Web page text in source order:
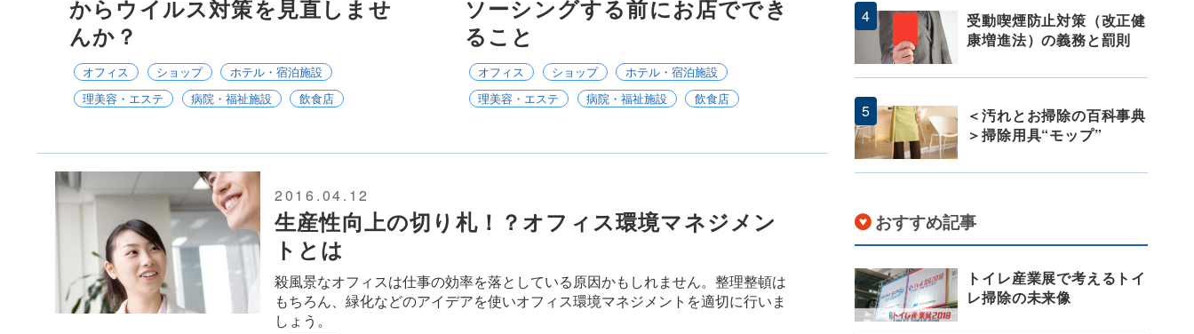
からウイルス対策を見直しませ
んか？
オフィス ショップ
ホテル・宿泊施設
理美容・エステ
病院・福祉施設 飲食店
ソーシングする前にお店ででき
ること
オフィス ショップ
ホテル・宿泊施設
理美容・エステ
病院・福祉施設 飲食店
2016.04.12
生産性向上の切り札！？オフィス環境マネジメン
トとは
殺風景なオフィスは仕事の効率を落としている原因かもしれません。整理整頓は
もちろん、緑化などのアイデアを使いオフィス環境マネジメントを適切に行いま
しょう。
受動喫煙防止対策（改正健
康増進法）の義務と罰則
＜汚れとお掃除の百科事典
＞掃除用具“モップ”
おすすめ記事
トイレ産業展で考えるトイ
レ掃除の未来像